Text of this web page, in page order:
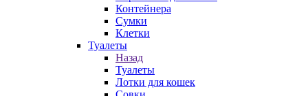
Контейнера
Сумки
Клетки
Туалеты
Назад
Туалеты
Лотки для кошек